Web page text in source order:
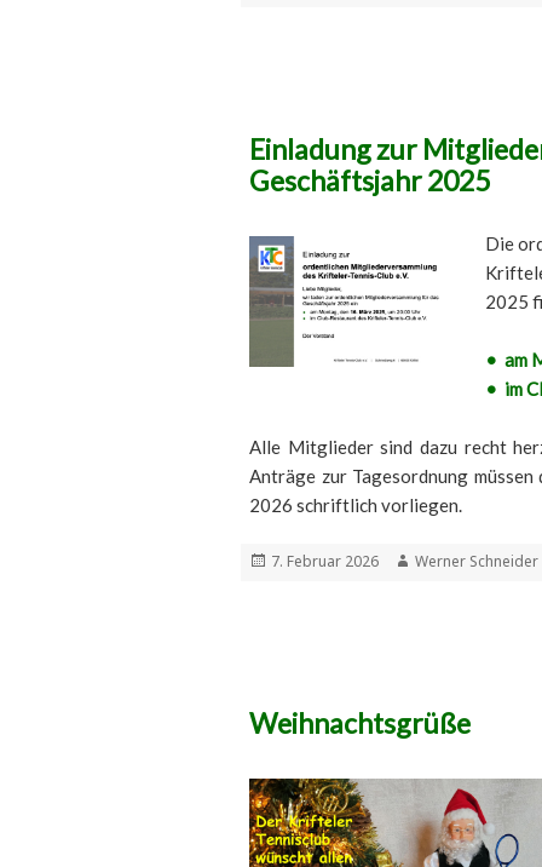
Einladung zur
Geschäftsjahr 2025
Die
2025
• am
• im
Alle Mitglieder sind dazu recht
Anträge zur Tagesordnung
2026 schriftlich vorliegen.
Veröffentlicht
7. Februar 2026 Autor
Werner Schneider
Weihnachtsgrüße